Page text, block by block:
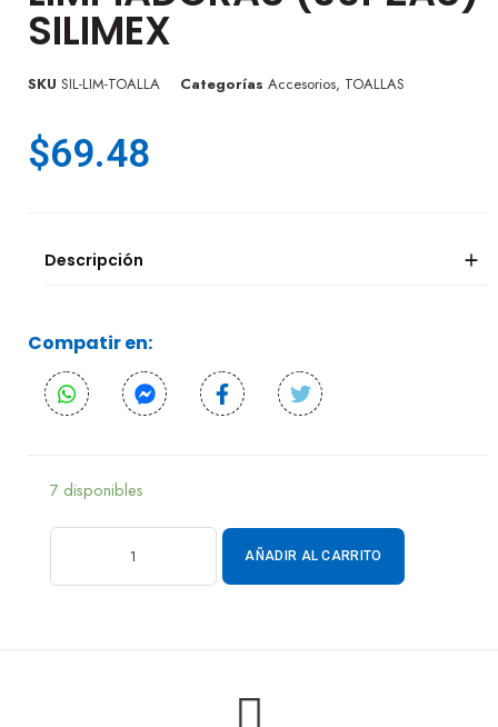
SILIMEX
SKU SIL-LIM-TOALLA Categorías Accesorios, TOALLAS
$69.48
Descripción
Compatir en:
7 disponibles
AÑADIR AL CARRITO